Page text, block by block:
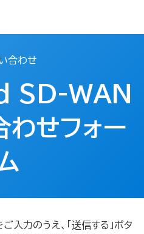
合わせ
SD-WAN
わせフォー
入力のうえ、「送信する」ボタ